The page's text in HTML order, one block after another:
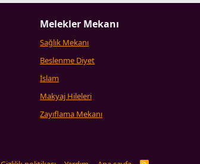
Melekler Mekanı
Sağlık Mekanı
Beslenme Diyet
İslam
Makyaj Hileleri
Zayıflama Mekanı